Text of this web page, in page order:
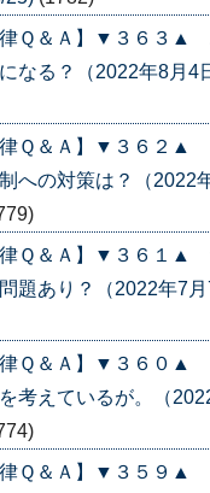
律Ｑ＆Ａ】▼３６３▲
なる？（2022年8月4
律Ｑ＆Ａ】▼３６２▲
への対策は？（2022
律Ｑ＆Ａ】▼３６１▲
題あり？（2022年7
律Ｑ＆Ａ】▼３６０▲
考えているが。（
律Ｑ＆Ａ】▼３５９▲